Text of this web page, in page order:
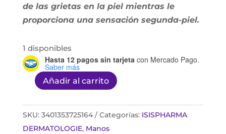
de las grietas en la piel mientras le
proporciona una sensación segunda-piel.
1 disponibles
Hasta 12 pagos sin tarjeta con Mercado Pago.
Saber más
Keloplast
40ml
cantidad
Añadir al carrito
SKU: 3401353725164 Categorías: ISISPHARMA
DERMATOLOGIE, Manos